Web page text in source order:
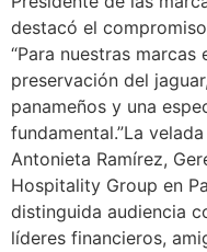
destacó el
“Para nuestras marcas
preservación del
panameños y una
fundamental.”La
Antonieta Ramírez,
Hospitality Group en
distinguida audiencia
líderes financieros,